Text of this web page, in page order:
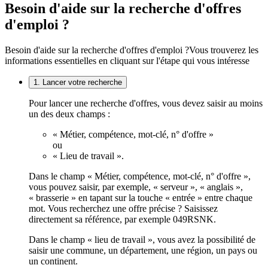
Besoin d'aide sur la recherche d'offres
d'emploi ?
Besoin d'aide sur la recherche d'offres d'emploi ?Vous trouverez les
informations essentielles en cliquant sur l'étape qui vous intéresse
1. Lancer votre recherche
Pour lancer une recherche d'offres, vous devez saisir au moins
un des deux champs :
« Métier, compétence, mot-clé, n° d'offre »
ou
« Lieu de travail ».
Dans le champ « Métier, compétence, mot-clé, n° d'offre »,
vous pouvez saisir, par exemple, « serveur », « anglais »,
« brasserie » en tapant sur la touche « entrée » entre chaque
mot. Vous recherchez une offre précise ? Saisissez
directement sa référence, par exemple 049RSNK.
Dans le champ « lieu de travail », vous avez la possibilité de
saisir une commune, un département, une région, un pays ou
un continent.